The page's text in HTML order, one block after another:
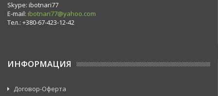
Skype: ibotnari77
E-mail: ibotnari77@yahoo.com
Тел.: +380-67-423-12-42
ИНФОРМАЦИЯ
Договор-Оферта